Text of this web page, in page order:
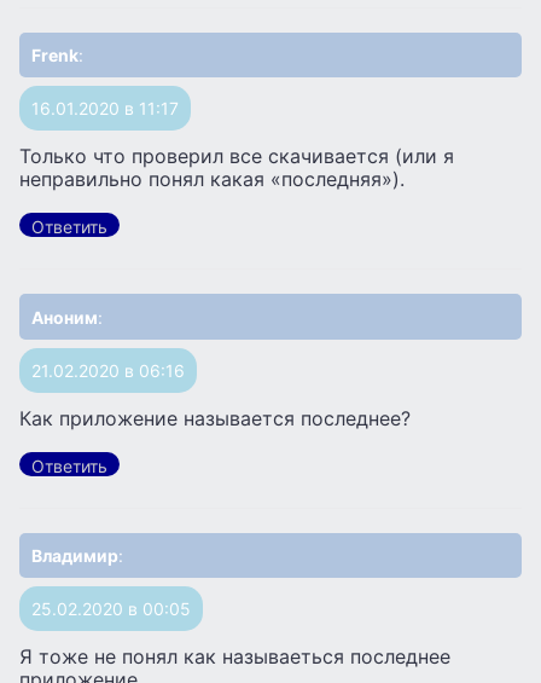
Frenk:
16.01.2020 в 11:17
Только что проверил все скачивается (или я
неправильно понял какая «последняя»).
Ответить
Аноним:
21.02.2020 в 06:16
Как приложение называется последнее?
Ответить
Владимир:
25.02.2020 в 00:05
Я тоже не понял как называеться последнее